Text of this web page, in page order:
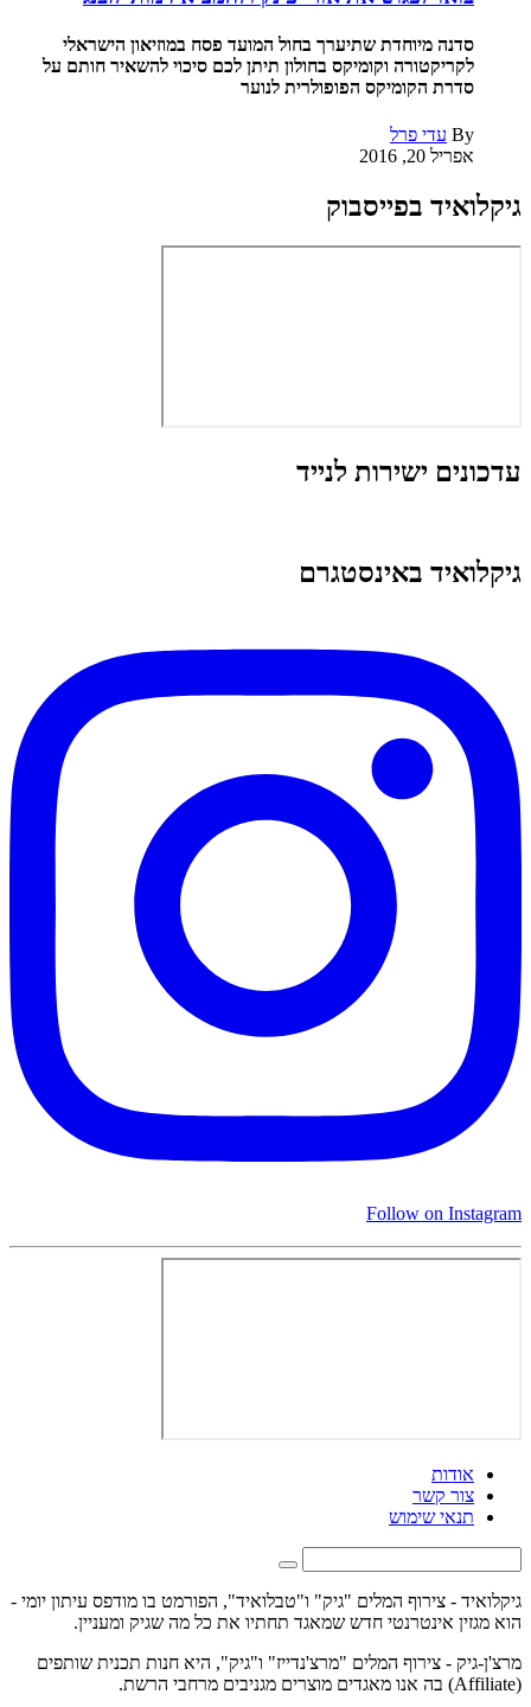
סדנה מיוחדת שתיערך בחול המועד פסח במוזיאון הישראלי
לקריקטורה וקומיקס בחולון תיתן לכם סיכוי להשאיר חותם על
סדרת הקומיקס הפופולרית לנוער
By עדי פרל
אפריל 20, 2016
גיקלואיד בפייסבוק
עדכונים ישירות לנייד
גיקלואיד באינסטגרם
Follow on Instagram
אודות
צור קשר
תנאי שימוש
גיקלואיד - צירוף המלים "גיק" ו"טבלואיד", הפורמט בו מודפס עיתון יומי -
הוא מגזין אינטרנטי חדש שמאגד תחתיו את כל מה שגיק ומעניין.
מרצ'ן-גיק - צירוף המלים "מרצ'נדייז" ו"גיק", היא חנות תכנית שותפים
(Affiliate) בה אנו מאגדים מוצרים מגניבים מרחבי הרשת.